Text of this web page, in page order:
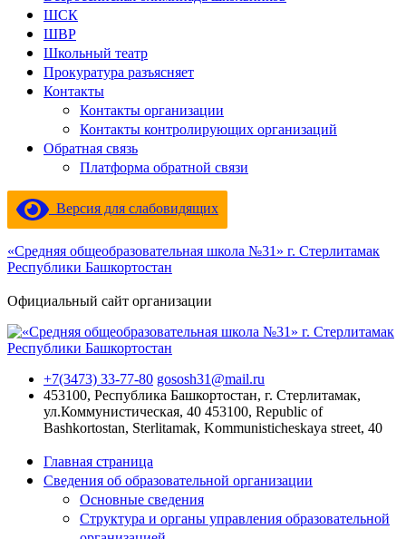
ШСК
ШВР
Школьный театр
Прокуратура разъясняет
Контакты
Контакты организации
Контакты контролирующих организаций
Обратная связь
Платформа обратной связи
Версия для слабовидящих
«Средняя общеобразовательная школа №31» г. Стерлитамак
Республики Башкортостан
Официальный сайт организации
+7(3473) 33-77-80 gososh31@mail.ru
453100, Республика Башкортостан, г. Стерлитамак,
ул.Коммунистическая, 40 453100, Republic of
Bashkortostan, Sterlitamak, Kommunisticheskaya street, 40
Главная страница
Сведения об образовательной организации
Основные сведения
Структура и органы управления образовательной